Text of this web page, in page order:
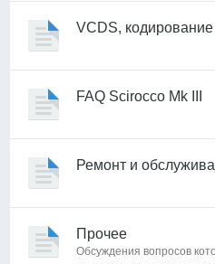
VCDS,
FAQ Scirocco Mk III
Ремонт и
Прочее
Обсуждения вопросов